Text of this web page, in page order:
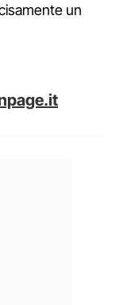
un